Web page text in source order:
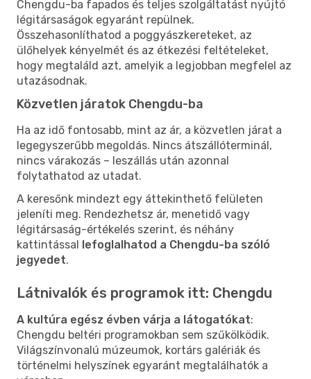
Chengdu-ba fapados és teljes szolgáltatást nyújtó
légitársaságok egyaránt repülnek.
Összehasonlíthatod a poggyászkereteket, az
ülőhelyek kényelmét és az étkezési feltételeket,
hogy megtaláld azt, amelyik a legjobban megfelel az
utazásodnak.
Közvetlen járatok Chengdu-ba
Ha az idő fontosabb, mint az ár, a közvetlen járat a
legegyszerűbb megoldás. Nincs átszállóterminál,
nincs várakozás – leszállás után azonnal
folytathatod az utadat.
A keresőnk mindezt egy áttekinthető felületen
jeleníti meg. Rendezhetsz ár, menetidő vagy
légitársaság-értékelés szerint, és néhány
kattintással lefoglalhatod a Chengdu-ba szóló
jegyedet.
Látnivalók és programok itt: Chengdu
A kultúra egész évben várja a látogatókat:
Chengdu beltéri programokban sem szűkölködik.
Világszínvonalú múzeumok, kortárs galériák és
történelmi helyszínek egyaránt megtalálhatók a